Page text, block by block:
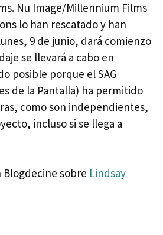
Nu Image/Millennium Films
lo han rescatado y han
9 de junio, dará comienzo
se llevará a cabo en
posible porque el SAG
de la Pantalla) ha permitido
como son independientes,
incluso si se llega a
Blogdecine sobre Lindsay